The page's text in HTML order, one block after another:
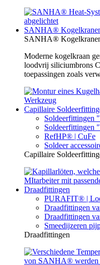
SANHA®
SANHA®
Moderne kogelkraan
loodvrij siliciumbrons
toepassingen zoals
Capillaire
Soldeerfittingen
Soldeerfittingen
RefHP® | CuFe
Soldeer
Capillaire
Draadfittingen
PURAFIT® |
Draadfittingen
Draadfittingen
Smeedijzeren
Draadfittingen